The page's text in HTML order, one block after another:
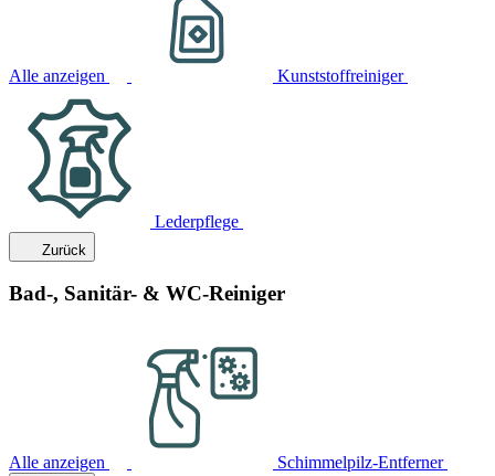
Alle anzeigen Kunststoffreiniger
Lederpflege
Zurück
Bad-, Sanitär- & WC-Reiniger
Alle anzeigen Schimmelpilz-Entferner